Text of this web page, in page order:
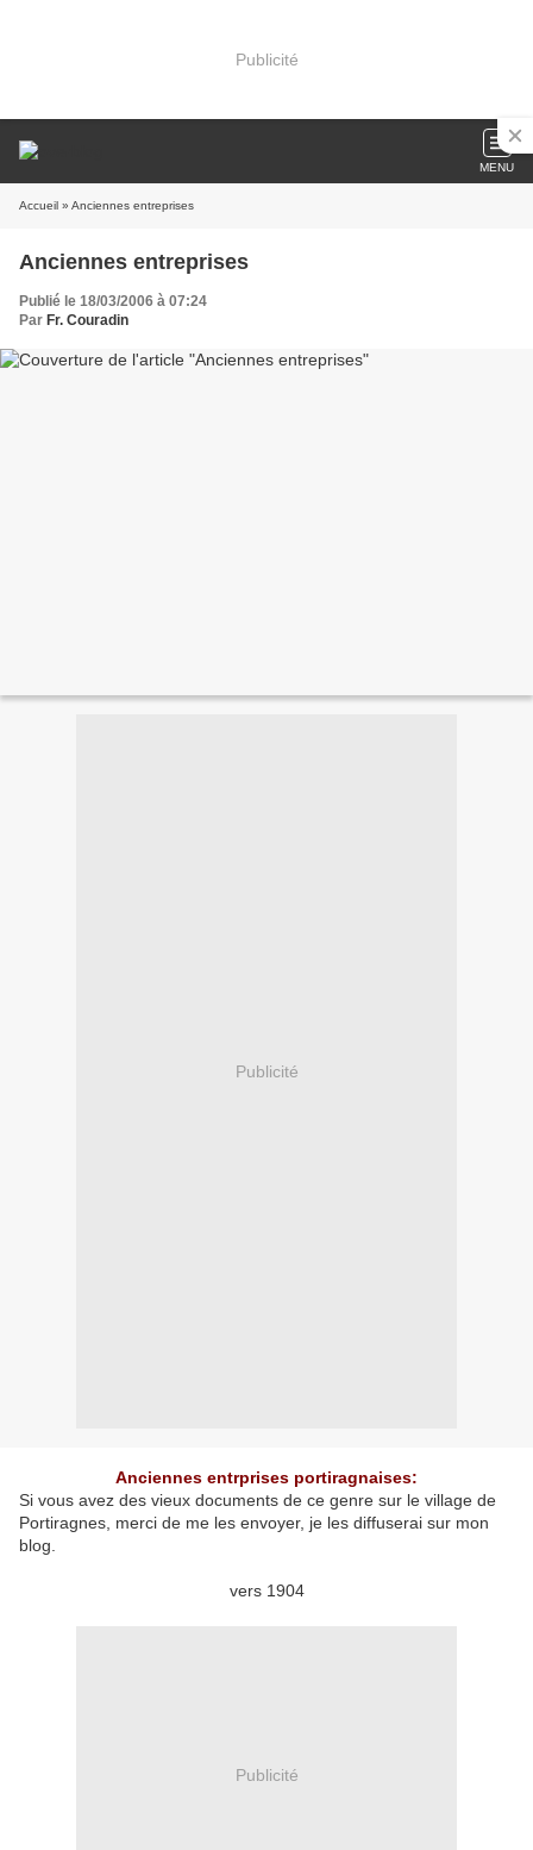
Publicité
MENU
Accueil » Anciennes entreprises
Anciennes entreprises
Publié le 18/03/2006 à 07:24
Par Fr. Couradin
Publicité
Anciennes entrprises portiragnaises:
Si vous avez des vieux documents de ce genre sur le village de
Portiragnes, merci de me les envoyer, je les diffuserai sur mon
blog.
vers 1904
Publicité